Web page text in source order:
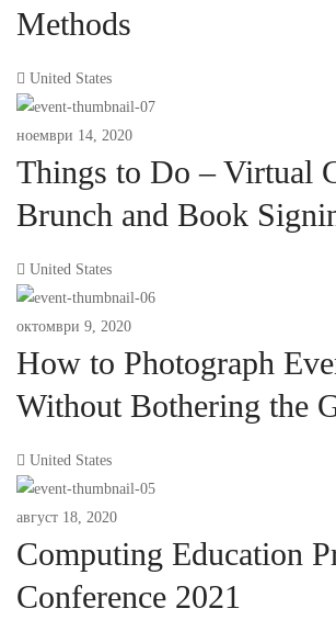
Methods
United States
ноември 14, 2020
Things to Do – Virtual
Brunch and Book
United States
октомври 9, 2020
How to Photograph
Without Bothering the
United States
август 18, 2020
Computing Education
Conference 2021